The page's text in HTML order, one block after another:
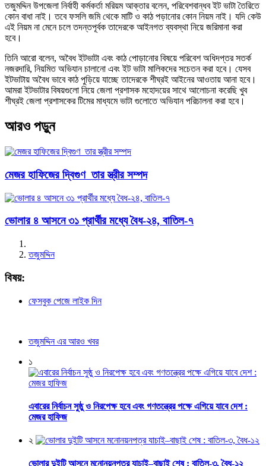
তজুমদ্দিন উপজেলা নির্বাহী কর্মকর্তা মরিয়ম আক্তার বলেন, পরিবেশবান্ধব ইট ভাটা তৈরিতে
কোন বাধা নাই। তবে ফসলি জমি থেকে মাটি ও কাঠ পড়ানোর কোন নিয়ম নাই। যদি কেউ
এই নিয়ম না মেনে চলে তদন্তপূর্বক তাদেরকে আইনগত ব্যবস্থা নিয়ে জরিমানা করা
হবে।
তিনি আরো বলেন, অবৈধ ইটভাটা এবং কাঠ পোড়ানোর বিষয়ে পরিবেশ অধিদপ্তর সতর্ক
নজরদারি, নিয়মিত অভিযান চালানো এবং ইট ভাটা মালিকদের সচেতন করা হবে। যেসব
ইটভাটায় অবৈধ ভাবে কাঠ পুড়িয়ে যাচ্ছে তাদেরকে শীঘ্রই আইনের আওতায় আনা হবে।
আমরা ইটভাটার বিষয়গুলো নিয়ে জেলা প্রশাসক মহোদয়ের সাথে আলোচনা করেছি খুব
শীঘ্রই জেলা প্রশাসকের টিমের মাধ্যমে ভাটা গুলোতে অভিযান পরিচালনা করা হবে।
আরও পড়ুন
মেজর হাফিজের দ্বিগুণ তার স্ত্রীর সম্পদ
ভোলার ৪ আসনে ৩১ প্রার্থীর মধ্যে বৈধ-২৪, বাতিল-৭
তজুমদ্দিন
বিষয়:
ফেসবুক পেজে লাইক দিন
তজুমদ্দিন এর আরও খবর
১
এবারের নির্বাচন সুষ্ঠু ও নিরপেক্ষ হবে এবং গণতন্ত্রের পক্ষে এগিয়ে যাবে দেশ :
মেজর হাফিজ
২
ভোলার দুইটি আসনে মনোনয়নপত্র যাচাই–বাছাই শেষ : বাতিল-৩, বৈধ-১২